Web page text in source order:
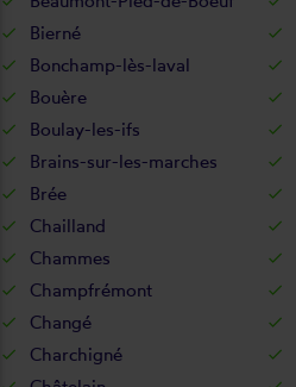
Bierné
Bonchamp-lès-laval
Bouère
Boulay-les-ifs
Brains-sur-les-marches
Brée
Chailland
Chammes
Champfrémont
Changé
Charchigné